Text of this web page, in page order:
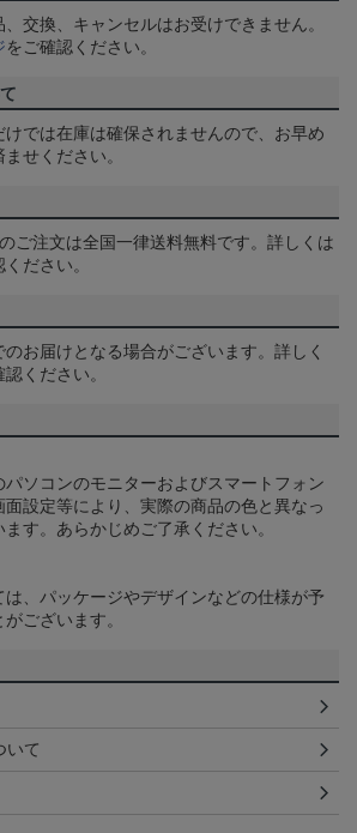
交換、キャンセルはお受けできません。
をご確認ください。
では在庫は確保されませんので、お早め
せください。
ご注文は全国一律送料無料です。詳しくは
ださい。
お届けとなる場合がございます。詳しく
認ください。
ソコンのモニターおよびスマートフォン
設定等により、実際の商品の色と異なっ
す。あらかじめご了承ください。
、パッケージやデザインなどの仕様が予
ございます。
いて